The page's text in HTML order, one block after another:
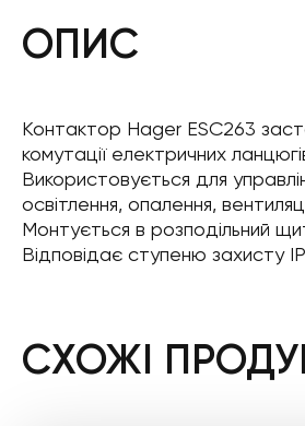
ОПИС
Контактор Hager ESC263
комутації електричних
Використовується для
освітлення, опалення,
Монтується в розподільний
Відповідає ступеню захисту
СХОЖІ